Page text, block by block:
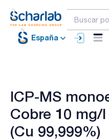
España
ICP-MS
Cobre 10 mg/
(Cu 99,999%)